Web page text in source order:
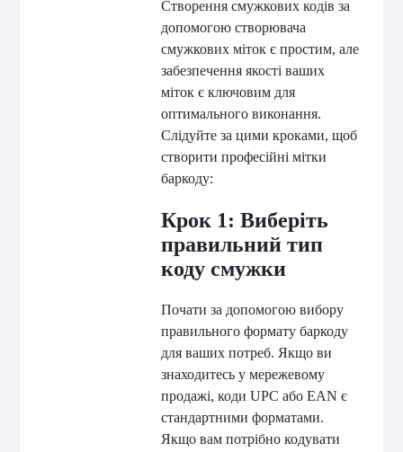
Створення смужкових кодів за
допомогою створювача
смужкових міток є простим, але
забезпечення якості ваших
міток є ключовим для
оптимального виконання.
Слідуйте за цими кроками, щоб
створити професійні мітки
баркоду:
Крок 1: Виберіть
правильний тип
коду смужки
Почати за допомогою вибору
правильного формату баркоду
для ваших потреб. Якщо ви
знаходитесь у мережевому
продажі, коди UPC або EAN є
стандартними форматами.
Якщо вам потрібно кодувати